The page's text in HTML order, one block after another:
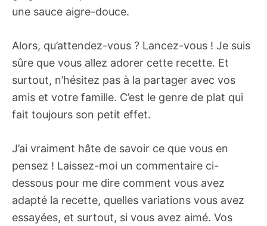
une sauce aigre-douce.
Alors, qu’attendez-vous ? Lancez-vous ! Je suis
sûre que vous allez adorer cette recette. Et
surtout, n’hésitez pas à la partager avec vos
amis et votre famille. C’est le genre de plat qui
fait toujours son petit effet.
J’ai vraiment hâte de savoir ce que vous en
pensez ! Laissez-moi un commentaire ci-
dessous pour me dire comment vous avez
adapté la recette, quelles variations vous avez
essayées, et surtout, si vous avez aimé. Vos